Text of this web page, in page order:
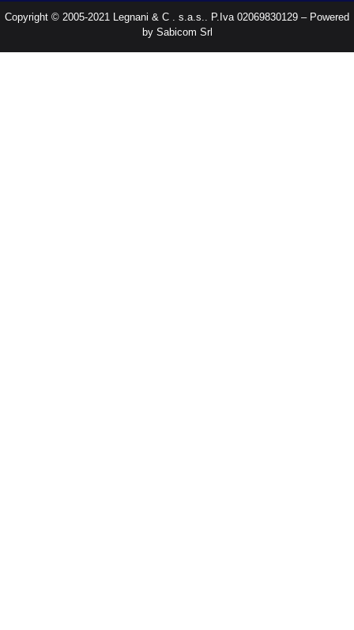
Copyright © 2005-2021 Legnani & C . s.a.s.. P.Iva 02069830129 – Powered
by Sabicom Srl